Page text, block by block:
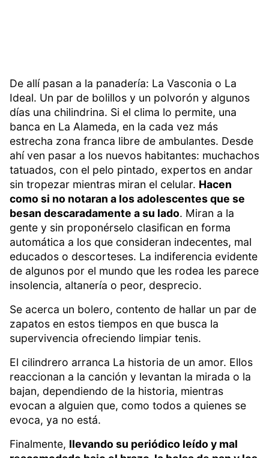
De allí pasan a la panadería: La Vasconia o La
Ideal. Un par de bolillos y un polvorón y algunos
días una chilindrina. Si el clima lo permite, una
banca en La Alameda, en la cada vez más
estrecha zona franca libre de ambulantes. Desde
ahí ven pasar a los nuevos habitantes: muchachos
tatuados, con el pelo pintado, expertos en andar
sin tropezar mientras miran el celular. Hacen
como si no notaran a los adolescentes que se
besan descaradamente a su lado. Miran a la
gente y sin proponérselo clasifican en forma
automática a los que consideran indecentes, mal
educados o descorteses. La indiferencia evidente
de algunos por el mundo que les rodea les parece
insolencia, altanería o peor, desprecio.
Se acerca un bolero, contento de hallar un par de
zapatos en estos tiempos en que busca la
supervivencia ofreciendo limpiar tenis.
El cilindrero arranca La historia de un amor. Ellos
reaccionan a la canción y levantan la mirada o la
bajan, dependiendo de la historia, mientras
evocan a alguien que, como todos a quienes se
evoca, ya no está.
Finalmente, llevando su periódico leído y mal